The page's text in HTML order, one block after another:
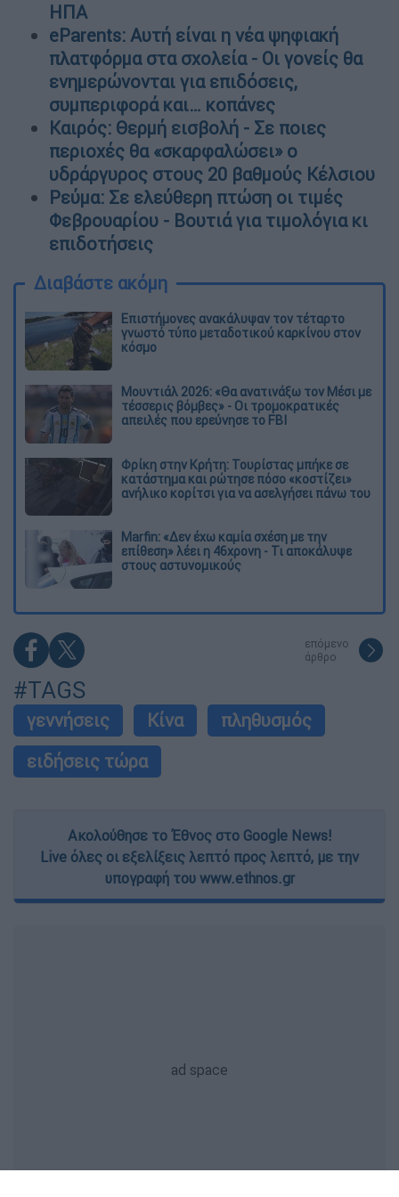
ΗΠΑ
eParents: Αυτή είναι η νέα ψηφιακή
πλατφόρμα στα σχολεία - Οι γονείς θα
ενημερώνονται για επιδόσεις,
συμπεριφορά και… κοπάνες
Καιρός: Θερμή εισβολή - Σε ποιες
περιοχές θα «σκαρφαλώσει» ο
υδράργυρος στους 20 βαθμούς Κέλσιου
Ρεύμα: Σε ελεύθερη πτώση οι τιμές
Φεβρουαρίου - Βουτιά για τιμολόγια κι
επιδοτήσεις
Διαβάστε ακόμη
Επιστήμονες ανακάλυψαν τον τέταρτο
γνωστό τύπο μεταδοτικού καρκίνου στον
κόσμο
Μουντιάλ 2026: «Θα ανατινάξω τον Μέσι με
τέσσερις βόμβες» - Οι τρομοκρατικές
απειλές που ερεύνησε το FBI
Φρίκη στην Κρήτη: Τουρίστας μπήκε σε
κατάστημα και ρώτησε πόσο «κοστίζει»
ανήλικο κορίτσι για να ασελγήσει πάνω του
Marfin: «Δεν έχω καμία σχέση με την
επίθεση» λέει η 46χρονη - Τι αποκάλυψε
στους αστυνομικούς
επόμενο
άρθρο
#TAGS
γεννήσεις Κίνα
πληθυσμός
ειδήσεις τώρα
Ακολούθησε το Έθνος στο Google News!
Live όλες οι εξελίξεις λεπτό προς λεπτό, με την
υπογραφή του www.ethnos.gr